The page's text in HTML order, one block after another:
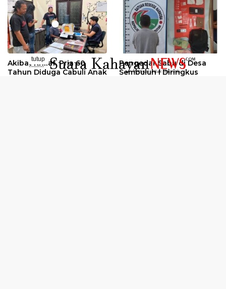
Akibat Khilaf, Pria 60
Tahun Diduga Cabuli Anak
Pengedar Sabu di Desa
Sembuluh I Diringkus
tutup
..........